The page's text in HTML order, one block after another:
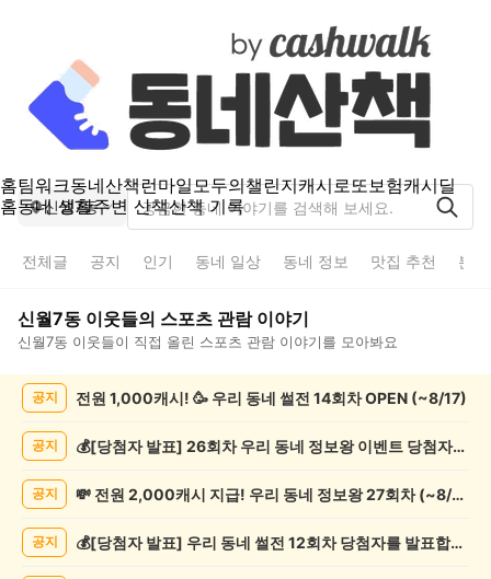
홈팀워크동네산책런마일모두의챌린지캐시로또보험캐시딜
홈동네 생활주변 산책산책 기록
신월7동
전체글 공지 인기 동네 일상 동네 정보 맛집 추천 분
신월7동 이웃들의 스포츠 관람이야기
신월7동 이웃들이 직접 올린 스포츠 관람 이야기를 모아봐요
공지 전원 1,000캐시! 🥳 우리 동네 썰전 14회차 OPEN (~8/17)
공지 💰[당첨자 발표] 26회차 우리 동네 정보왕 이벤트 당첨자를 발표합니다!
공지 💸 전원 2,000캐시 지급! 우리 동네 정보왕 27회차 (~8/10)
공지 💰[당첨자 발표] 우리 동네 썰전 12회차 당첨자를 발표합니다!